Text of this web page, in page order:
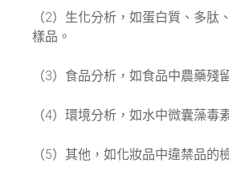
（2）生化分析，如蛋白質、多肽
樣品。
（3）食品分析，如食品中農藥殘
（4）環境分析，如水中微囊藻毒
（5）其他，如化妝品中違禁品的